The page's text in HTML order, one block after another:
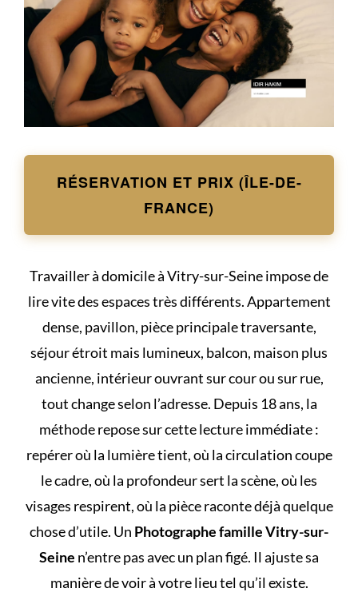
RÉSERVATION ET PRIX (ÎLE-DE-
FRANCE)
Travailler à domicile à Vitry-sur-Seine impose de
lire vite des espaces très différents. Appartement
dense, pavillon, pièce principale traversante,
séjour étroit mais lumineux, balcon, maison plus
ancienne, intérieur ouvrant sur cour ou sur rue,
tout change selon l’adresse. Depuis 18 ans, la
méthode repose sur cette lecture immédiate :
repérer où la lumière tient, où la circulation coupe
le cadre, où la profondeur sert la scène, où les
visages respirent, où la pièce raconte déjà quelque
chose d’utile. Un Photographe famille Vitry-sur-
Seine n’entre pas avec un plan figé. Il ajuste sa
manière de voir à votre lieu tel qu’il existe.